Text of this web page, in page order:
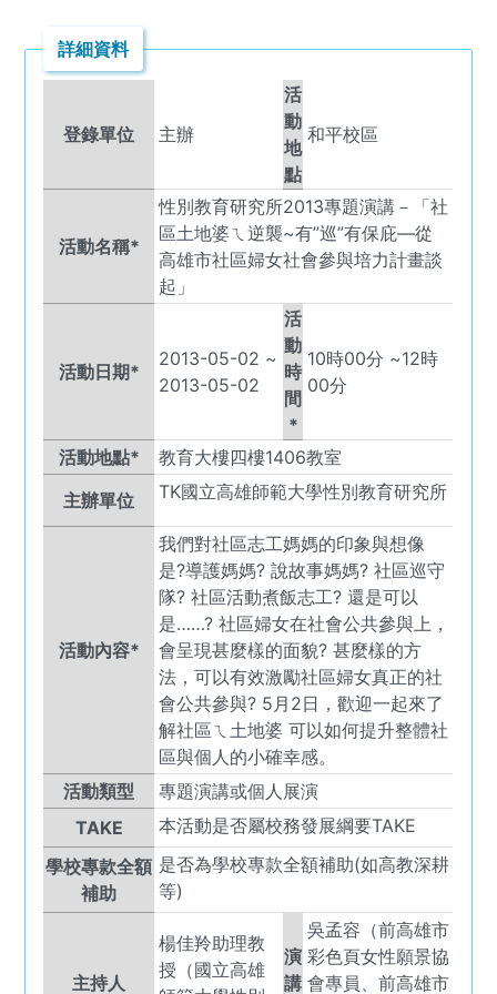
詳細資料
登錄單位 主辦
活
動
地
點
和平校區
活動名稱*
性別教育研究所2013專題演講－「社
區土地婆ㄟ逆襲~有”巡”有保庇—從
高雄市社區婦女社會參與培力計畫談
起」
活動日期*
2013-05-02 ~
2013-05-02
活
動
時
間
*
10時00 分 ~12時
00分
活動地點*
教育大樓四樓1406教室
主辦單位
TK國立高雄師範大學性別教育研究所
活動內容*
我們對社區志工媽媽的印象與想像
是?導護媽媽? 說故事媽媽? 社區巡守
隊? 社區活動煮飯志工? 還是可以
是……? 社區婦女在社會公共參與上，
會呈現甚麼樣的面貌? 甚麼樣的方
法，可以有效激勵社區婦女真正的社
會公共參與? 5月2日，歡迎一起來了
解社區ㄟ土地婆 可以如何提升整體社
區與個人的小確幸感。
活動類型
專題演講或個人展演
TAKE
本活動是否屬校務發展綱要TAKE
學校專款全額
補助
是否為學校專款全額補助(如高教深耕
等)
主持人
楊佳羚助理教
授（國立高雄
演
講
吳孟容（前高雄市
彩色頁女性願景協
會專員、前高雄市